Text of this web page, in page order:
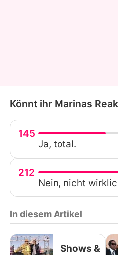
Könnt ihr Marinas
145
Ja, total.
212
Nein, nicht
In diesem Artikel
Shows &